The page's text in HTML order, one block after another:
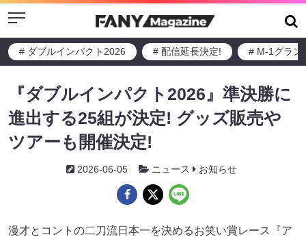
Menu
# ダブルインパクト2026 # 配信延長決定! # M-1グラン
『ダブルインパクト2026』準決勝に
進出する25組が決定! グッズ販売や
ツアーも開催決定!
2026-06-05 ニュース お知らせ
漫才とコントの二刀流日本一を決めるお笑い賞レース『ア